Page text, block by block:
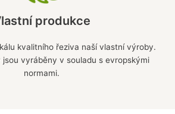
produkce
kvalitního řeziva naší vlastní výroby.
vyráběny v souladu s evropskými
normami.